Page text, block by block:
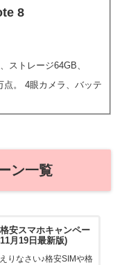
8
ストレージ64GB、
点。 4眼カメラ、バッテ
ン一覧
安スマホキャンペー
月19日最新版)
りなさい♪格安SIMや格